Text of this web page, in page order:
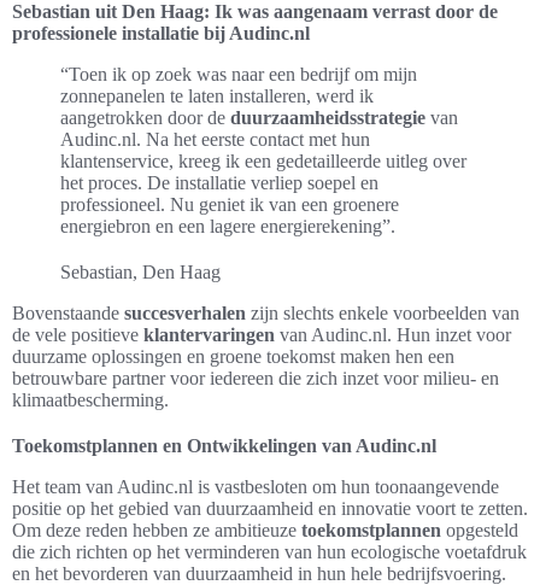
Sebastian uit Den Haag: Ik was aangenaam verrast door de
professionele installatie bij Audinc.nl
“Toen ik op zoek was naar een bedrijf om mijn
zonnepanelen te laten installeren, werd ik
aangetrokken door de duurzaamheidsstrategie van
Audinc.nl. Na het eerste contact met hun
klantenservice, kreeg ik een gedetailleerde uitleg over
het proces. De installatie verliep soepel en
professioneel. Nu geniet ik van een groenere
energiebron en een lagere energierekening”.
Sebastian, Den Haag
Bovenstaande succesverhalen zijn slechts enkele voorbeelden van
de vele positieve klantervaringen van Audinc.nl. Hun inzet voor
duurzame oplossingen en groene toekomst maken hen een
betrouwbare partner voor iedereen die zich inzet voor milieu- en
klimaatbescherming.
Toekomstplannen en Ontwikkelingen van Audinc.nl
Het team van Audinc.nl is vastbesloten om hun toonaangevende
positie op het gebied van duurzaamheid en innovatie voort te zetten.
Om deze reden hebben ze ambitieuze toekomstplannen opgesteld
die zich richten op het verminderen van hun ecologische voetafdruk
en het bevorderen van duurzaamheid in hun hele bedrijfsvoering.